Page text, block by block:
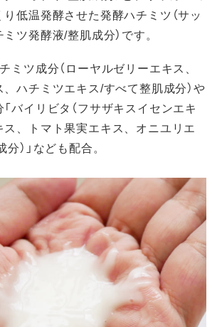
低温発酵させた発酵ハチミツ（サッ
ツ発酵液/整肌成分）です。
ミツ成分（ローヤルゼリーエキス、
ハチミツエキス/すべて整肌成分）や
バイリビタ（フサザキスイセンエキ
、トマト果実エキス、オニユリエ
）」なども配合。